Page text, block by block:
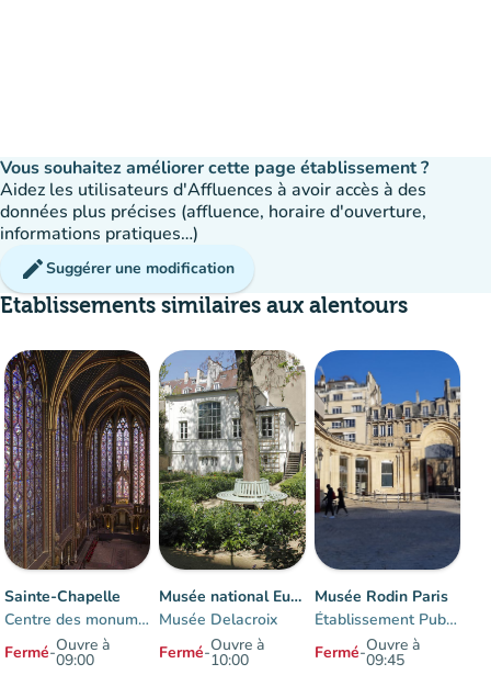
Vous souhaitez améliorer cette page établissement ?
Aidez les utilisateurs d'Affluences à avoir accès à des
données plus précises (affluence, horaire d'ouverture,
informations pratiques…)
editSuggérer une modification
Etablissements similaires aux alentours
Sainte-Chapelle
Centre des monuments nationaux
Fermé-Ouvre à
09:00
Musée national Eugène-Delacroix
Musée Delacroix
Fermé-Ouvre à
10:00
Musée Rodin Paris
Établissement Public du musée Rodin
Fermé-Ouvre à
09:45